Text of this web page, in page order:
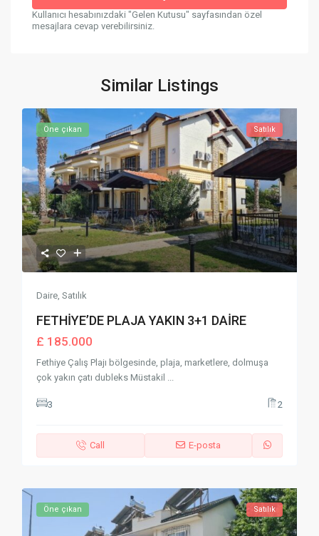
Kullanıcı hesabınızdaki "Gelen Kutusu" sayfasından özel
mesajlara cevap verebilirsiniz.
Similar Listings
Öne çıkan Satılık
Daire ,Satılık
FETHİYE’DE PLAJA YAKIN 3+1 DAİRE
£ 185.000
Fethiye Çalış Plajı bölgesinde, plaja, marketlere, dolmuşa
çok yakın çatı dubleks Müstakil
3 2
Call E-posta
Öne çıkan Satılık